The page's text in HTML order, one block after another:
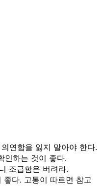
연함을 잃지 말아야 한다.
인하는 것이 좋다.
조급함은 버려라.
다. 고통이 따르면 참고